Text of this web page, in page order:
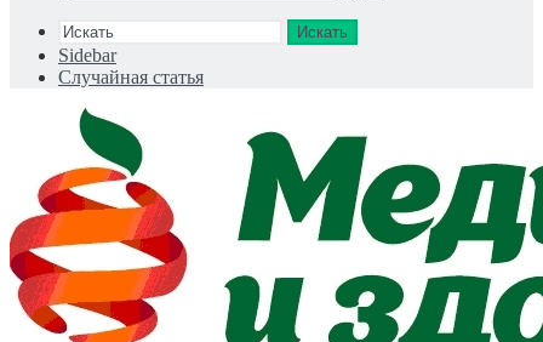
Искать
Sidebar
Случайная статья